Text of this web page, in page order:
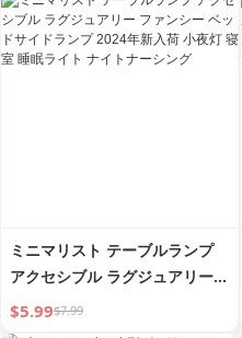
ミニマリスト テーブルランプ
アクセシブル ラグジュアリー
ファンシー ベッドサイドランプ
2024年新入荷 小夜灯 寝室 睡眠
$5.99$7.99